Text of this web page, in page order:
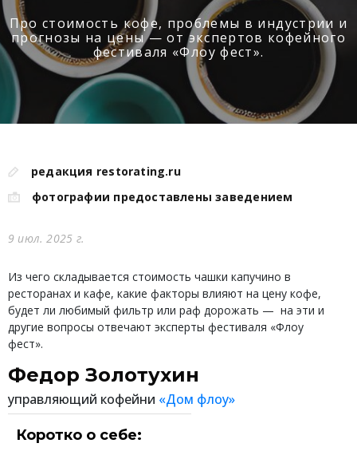
Про стоимость кофе, проблемы в индустрии и
прогнозы на цены — от экспертов кофейного
фестиваля «Флоу фест».
редакция restorating.ru
фотографии предоставлены заведением
9 июл. 2025 г.
Из чего складывается стоимость чашки капучино в
ресторанах и кафе, какие факторы влияют на цену кофе,
будет ли любимый фильтр или раф дорожать — на эти и
другие вопросы отвечают эксперты фестиваля «Флоу
фест».
Федор Золотухин
управляющий кофейни «Дом флоу»
Коротко о себе: